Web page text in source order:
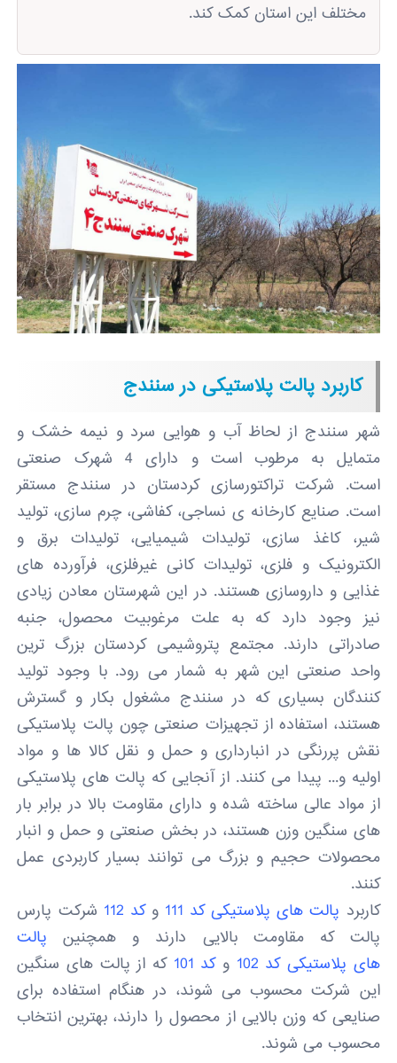
مختلف این استان کمک کند.
کاربرد پالت پلاستیکی در سنندج
شهر سنندج از لحاظ آب و هوایی سرد و نیمه خشک و
متمایل به مرطوب است و دارای 4 شهرک صنعتی
است. شرکت تراکتورسازی کردستان در سنندج مستقر
است. صنایع کارخانه ی نساجی، کفاشی، چرم سازی، تولید
شیر، کاغذ سازی، تولیدات شیمیایی، تولیدات برق و
الکترونیک و فلزی، تولیدات کانی غیرفلزی، فرآورده های
غذایی و داروسازی هستند. در این شهرستان معادن زیادی
نیز وجود دارد که به علت مرغوبیت محصول، جنبه
صادراتی دارند. مجتمع پتروشیمی کردستان بزرگ ترین
واحد صنعتی این شهر به شمار می رود. با وجود تولید
کنندگان بسیاری که در سنندج مشغول بکار و گسترش
هستند، استفاده از تجهیزات صنعتی چون پالت پلاستیکی
نقش پررنگی در انبارداری و حمل و نقل کالا ها و مواد
اولیه و... پیدا می کنند. از آنجایی که پالت های پلاستیکی
از مواد عالی ساخته شده و دارای مقاومت بالا در برابر بار
های سنگین وزن هستند، در بخش صنعتی و حمل و انبار
محصولات حجیم و بزرگ می توانند بسیار کاربردی عمل
کنند.
کاربرد پالت های پلاستیکی کد 111 وکد 112
شرکت پارس
پالت که مقاومت بالایی دارند و همچنین پالت
های پلاستیکی کد 102
وکد 101
که از پالت های سنگین
این شرکت محسوب می شوند، در هنگام استفاده برای
صنایعی که وزن بالایی از محصول را دارند، بهترین انتخاب
محسوب می شوند.